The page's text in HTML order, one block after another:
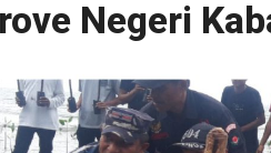
Negeri